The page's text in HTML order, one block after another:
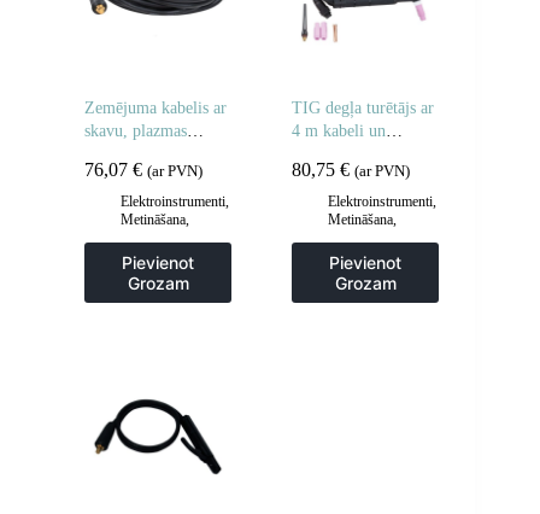
Zemējuma kabelis ar
skavu, plazmas
metināšanas iekārtām
200A
76,07 € (ar PVN)
Elektroinstrumenti
Metināšana
piederumi
Pievienot
Grozam
TIG degļa turētājs ar
4 m kabeli un
80,75€ (ar PVN)
Elektroinstrumenti
Metināšana
piederumi
Pievienot
Grozam